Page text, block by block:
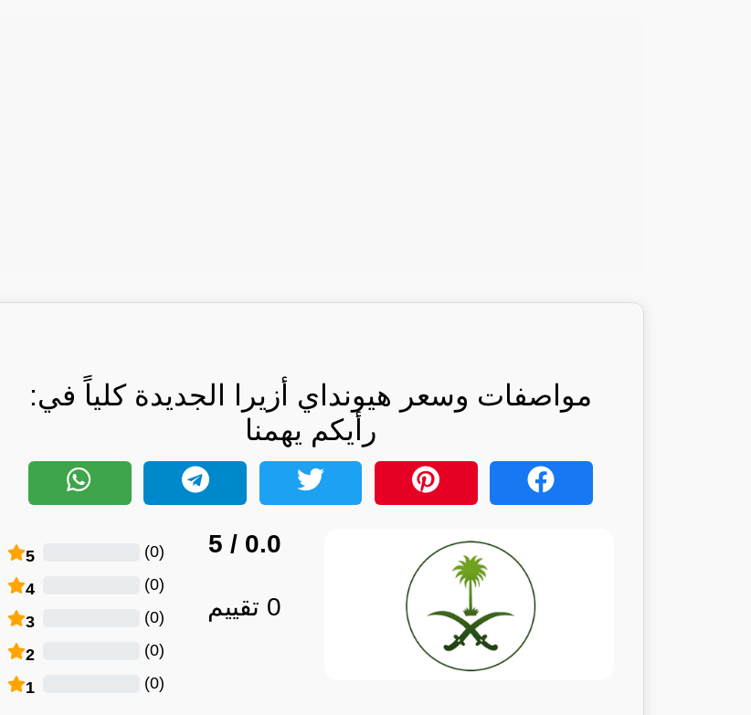
مواصفات وسعر هيونداي أزيرا الجديدة كلياً في:
رأيكم يهمنا
0.0
/ 5
0 تقييم
5 (
0
)
4 (
0
)
3 (
0
)
2 (
0
)
1 (
0
)